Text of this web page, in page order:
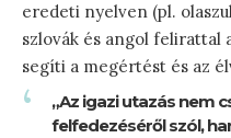
eredeti nyelven (pl.
szlovák és angol felirattal
segíti a megértést és az
„Az igazi utazás nem
felfedezéséről szól,